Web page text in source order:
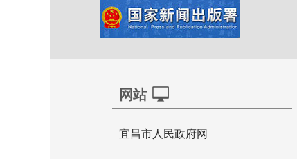
网站
宜昌市人民政府网